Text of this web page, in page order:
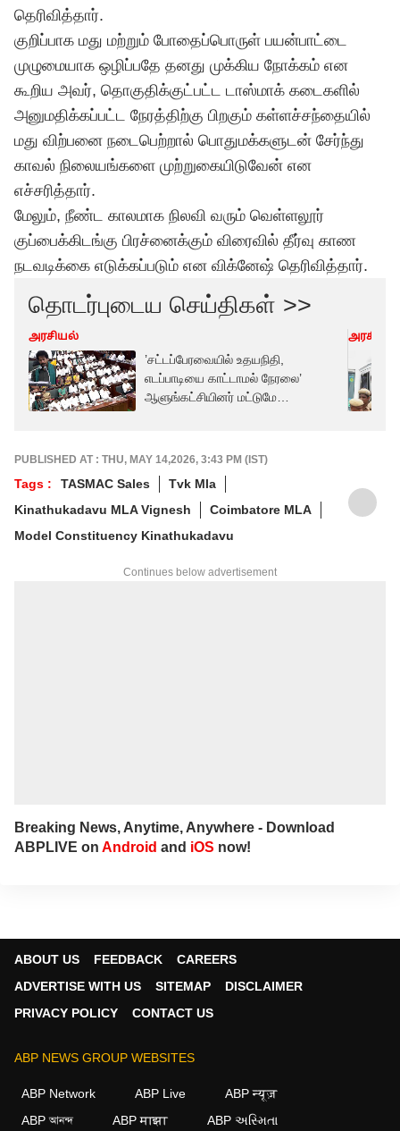
தெரிவித்தார்.
குறிப்பாக மது மற்றும் போதைப்பொருள் பயன்பாட்டை
முழுமையாக ஒழிப்பதே தனது முக்கிய நோக்கம் என
கூறிய அவர், தொகுதிக்குட்பட்ட டாஸ்மாக் கடைகளில்
அனுமதிக்கப்பட்ட நேரத்திற்கு பிறகும் கள்ளச்சந்தையில்
மது விற்பனை நடைபெற்றால் பொதுமக்களுடன் சேர்ந்து
காவல் நிலையங்களை முற்றுகையிடுவேன் என
எச்சரித்தார்.
மேலும், நீண்ட காலமாக நிலவி வரும் வெள்ளலூர்
குப்பைக்கிடங்கு பிரச்னைக்கும் விரைவில் தீர்வு காண
நடவடிக்கை எடுக்கப்படும் என விக்னேஷ் தெரிவித்தார்.
தொடர்புடைய செய்திகள் >>
அரசியல்
’சட்டப்பேரவையில் உதயநிதி,
எடப்பாடியை காட்டாமல் நேரலை’
ஆளுங்கட்சியினர் மட்டுமே
அரசியல்
PUBLISHED AT : THU, MAY 14,2026, 3:43 PM (IST)
Tags : TASMAC Sales
Tvk Mla
Kinathukadavu MLA Vignesh
Coimbatore MLA
Model Constituency Kinathukadavu
Continues below advertisement
Breaking News, Anytime, Anywhere - Download
ABPLIVE on Android and iOS now!
ABOUT US FEEDBACK
CAREERS
ADVERTISE WITH US
SITEMAP
DISCLAIMER
PRIVACY POLICY
CONTACT US
ABP NEWS GROUP WEBSITES
ABP Network ABP Live
ABP न्यूज़
ABP আনন্দ
ABP माझा ABP અસ્મિતા